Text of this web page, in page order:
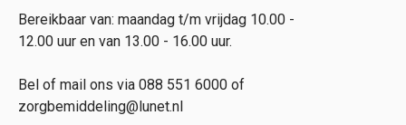
Bereikbaar van: maandag t/m vrijdag 10.00 -
12.00 uur en van 13.00 - 16.00 uur.
Bel of mail ons via 088 551 6000 of
zorgbemiddeling@lunet.nl